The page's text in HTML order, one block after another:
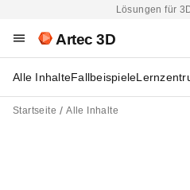
Lösungen für
Artec 3D
Alle InhalteFallbeispiele
Startseite Alle Inhalte